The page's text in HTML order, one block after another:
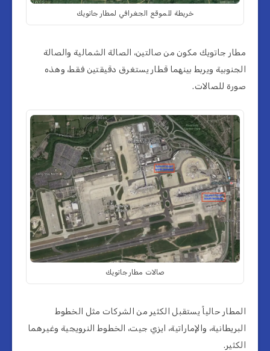
خريطة للموقع الجغرافي لمطار جاتويك
مطار جاتويك مكون من صالتين، الصالة الشمالية والصالة
الجنوبية ويربط بينهما قطار يستغرق دقيقتين فقط، وهذه
صورة للصالات.
صالات مطار جاتويك
المطار حالياً يستقبل الكثير من الشركات مثل الخطوط
البريطانية، والإماراتية، ايزي جيت، الخطوط النرويجية وغيرهما
الكثير.